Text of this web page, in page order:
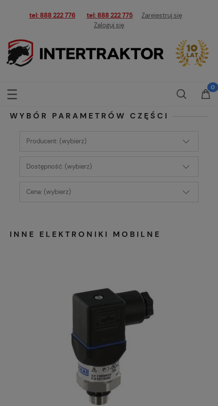
tel: 888 222 776 tel: 888 222 775
Zarejestruj się
Zaloguj się
WYBÓR PARAMETRÓW CZĘŚCI
Producent: (wybierz)
Dostępność: (wybierz)
Cena: (wybierz)
INNE ELEKTRONIKI MOBILNE